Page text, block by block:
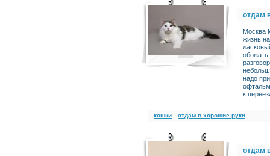
отдам
Москва
жизнь
обожать
надо
к
кошки отдам в хорошие руки
отдам